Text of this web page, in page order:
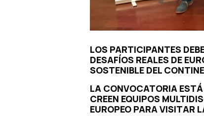
LOS PARTICIPANTES
DESAFÍOS REALES DE
SOSTENIBLE DEL
LA CONVOCATORIA ESTÁ
CREEN EQUIPOS
EUROPEO PARA VISITAR